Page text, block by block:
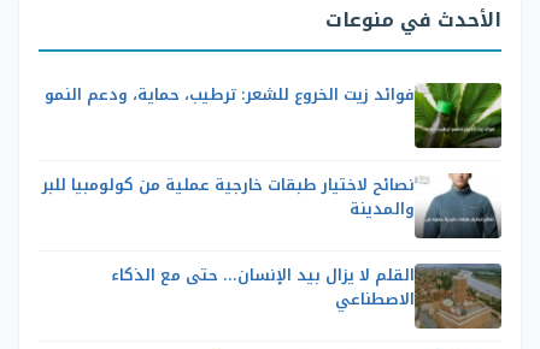
الأحدث في منوعات
فوائد زيت الخروع للشعر: ترطيب، حماية، ودعم النمو
نصائح لاختيار طبقات خارجية عملية من كولومبيا للبر
والمدينة
القلم لا يزال بيد الإنسان… حتى مع الذكاء
الاصطناعي